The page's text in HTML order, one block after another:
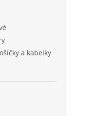
a kabelky